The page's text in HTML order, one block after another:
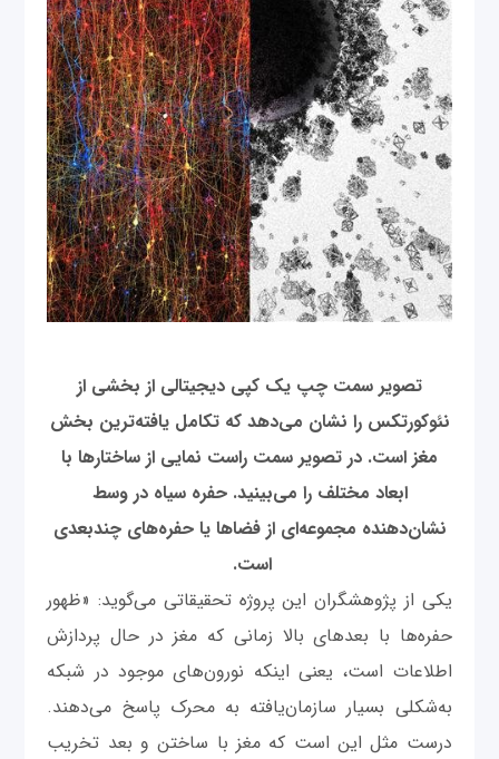
تصویر سمت چپ یک کپی دیجیتالی از بخشی از
نئوکورتکس را نشان می‌دهد که تکامل ‌یافته‌ترین بخش
مغز است. در تصویر سمت راست نمایی از ساختارها با
ابعاد مختلف را می‌بینید. حفره سیاه در وسط
نشان‌دهنده مجموعه‌ای از فضاها یا حفره‌های چندبعدی
است.
یکی از پژوهشگران این پروژه تحقیقاتی می‌گوید: «ظهور
حفره‌ها با بعدهای بالا زمانی که مغز در حال پردازش
اطلاعات است، یعنی اینکه نورون‌های موجود در شبکه
به‌شکلی بسیار سازمان‌یافته به محرک پاسخ می‌دهند.
درست مثل این است که مغز با ساختن و بعد تخریب